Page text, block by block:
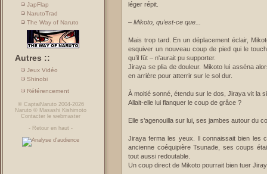
JapFlap
NarutoTrad
The Way of Naruto
Autres ::
Jeux Vidéo
Shinobi
Référencement
© CaptaiNaruto2004-2026
Naruto © Masashi Kishimoto
Contacter le webmaster
- Retour en haut -
léger répit.
– Mikoto, qu’est-ce que...
Mais trop tard. En un déplacement éclair,
esquiver un nouveau coup de pied qui le
qu’il fût – n'aurait pu supporter.
Jiraya se plia de douleur. Mikoto lui asséna
en arrière pour atterrir sur le sol dur.
À moitié sonné, étendu sur le dos, Jiraya vit la
Allait-elle lui flanquer le coup de grâce ?
Elle s’agenouilla sur lui, ses jambes autour du
Jiraya ferma les yeux. Il connaissait bien les
ancienne coéquipière Tsunade, ses coups
tout aussi redoutable.
Un coup direct de Mikoto pourrait bien tuer